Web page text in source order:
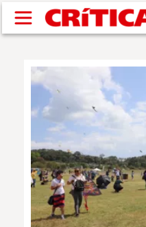
Pasar al contenido principal
SUCESOS
POLÍTICA